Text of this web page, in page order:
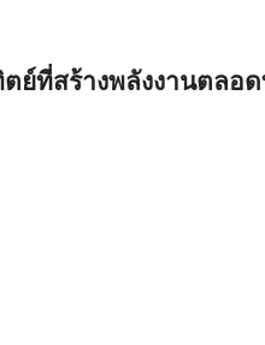
ย์ที่สร้างพลังงานตลอ